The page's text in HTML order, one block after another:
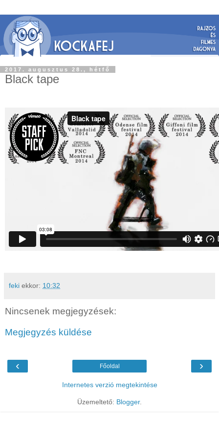
2017. augusztus 28., hétfő
Black tape
feki ekkor: 10:32
Nincsenek megjegyzések:
Megjegyzés küldése
‹ ›
Főoldal
Internetes verzió megtekintése
Üzemeltető: Blogger.